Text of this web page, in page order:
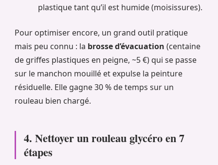
plastique tant qu’il est humide (moisissures).
Pour optimiser encore, un grand outil pratique
mais peu connu : la brosse d’évacuation (centaine
de griffes plastiques en peigne, ~5 €) qui se passe
sur le manchon mouillé et expulse la peinture
résiduelle. Elle gagne 30 % de temps sur un
rouleau bien chargé.
4. Nettoyer un rouleau glycéro en 7
étapes